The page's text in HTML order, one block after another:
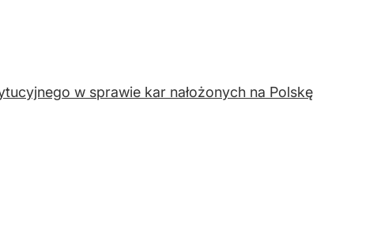
w sprawie kar nałożonych na Polskę